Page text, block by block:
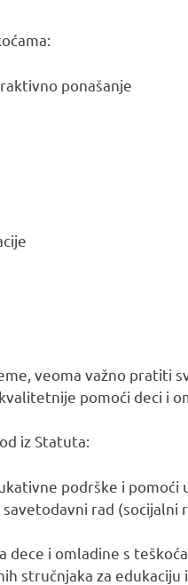
ponašanje
veoma važno pratiti
pomoći deci i
iz Statuta:
podrške i pomoći
rad (socijalni
dece i omladine s
stručnjaka za